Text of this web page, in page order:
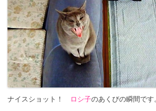
ナイスショット！ ロシ子のあくびの瞬間です